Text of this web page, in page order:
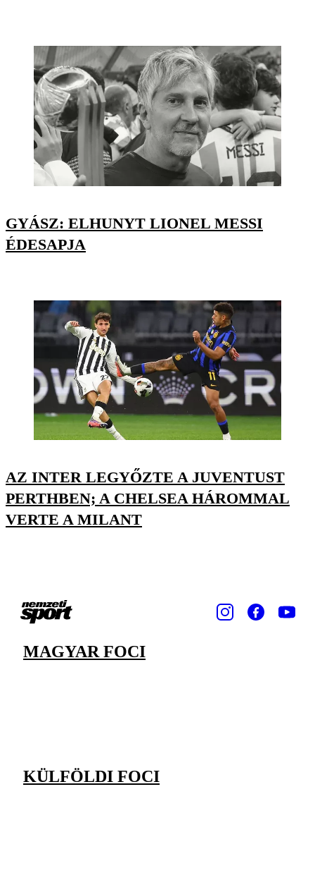
GYÁSZ: ELHUNYT LIONEL MESSI
ÉDESAPJA
AZ INTER LEGYŐZTE A JUVENTUST
PERTHBEN; A CHELSEA HÁROMMAL
VERTE A MILANT
MAGYAR FOCI
KÜLFÖLDI FOCI